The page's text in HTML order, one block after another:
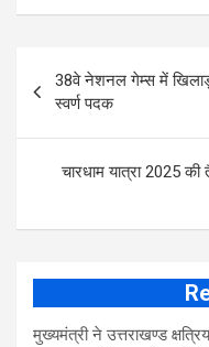
b
o
o
k
er
navigation
38वे नेशनल गेम्स में
स्वर्ण पदक
चारधाम यात्रा 2025
मुख्यमंत्री ने उत्तराखण्ड